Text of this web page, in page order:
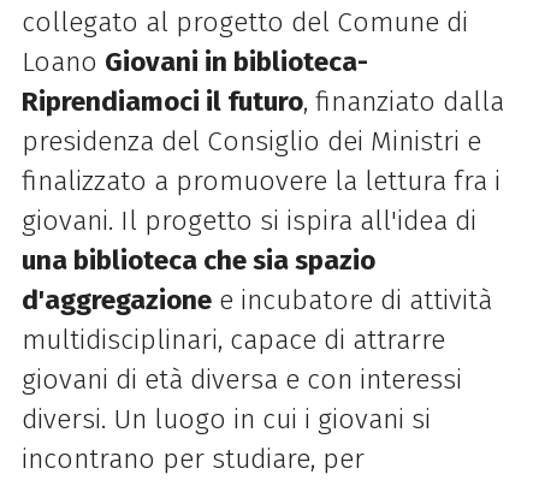
collegato al progetto del Comune di
Loano Giovani in biblioteca-
Riprendiamoci il futuro, finanziato dalla
presidenza del Consiglio dei Ministri e
finalizzato a promuovere la lettura fra i
giovani. Il progetto si ispira all'idea di
una biblioteca che sia spazio
d'aggregazionee incubatore di attività
multidisciplinari, capace di attrarre
giovani di età diversa e con interessi
diversi. Un luogo in cui i giovani si
incontrano per studiare, per